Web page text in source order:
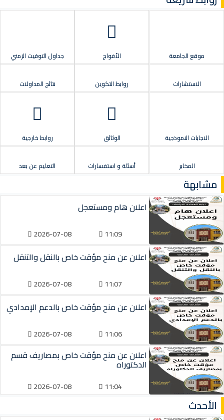
موقع الجامعة الأفواج جداول التوقيت الزمني
الاستشارات روابط التكوين نتائج المداولات
الاجابات النموذجية الوثائق روابط خارجية
المخابر أسئلة و استفسارات التعليم عن بعد
مشابهة
اعلان هام ومستعجل
11:09
2026-07-08
اعلان عن منح مؤقت خاص بالنقل والتنقل
11:07
2026-07-08
اعلان عن منح مؤقت خاص بالدعم الإمدادي
11:06
2026-07-08
اعلان عن منح مؤقت خاص بمصاريف قسم
الدكتوراه
11:04
2026-07-08
الأحدث